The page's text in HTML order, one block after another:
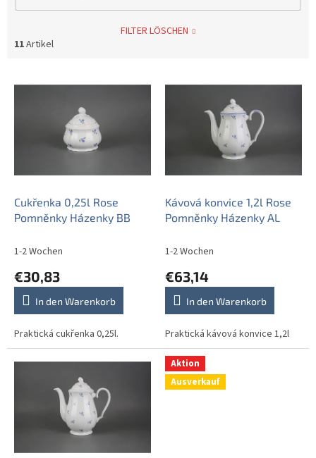
FILTER LÖSCHEN
11Artikel
Cukřenka 0,25l Rose
Pomněnky Házenky BB
1-2 Wochen
€30,83
In den Warenkorb
Praktická cukřenka 0,25l.
Kávová konvice 1,2l Rose
Pomněnky Házenky AL
1-2 Wochen
€63,14
In den Warenkorb
Praktická kávová konvice 1,2l
Aktion
Ausverkauf